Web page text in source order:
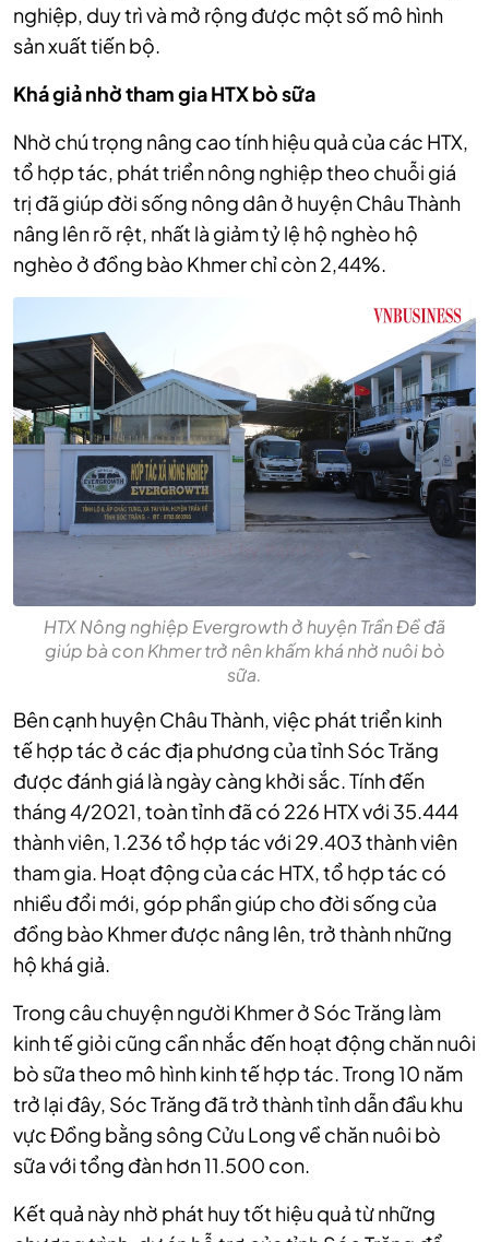
nghiệp, duy trì và mở rộng được một số mô hình
sản xuất tiến bộ.
Khá giả nhờ tham gia HTX bò sữa
Nhờ chú trọng nâng cao tính hiệu quả của các HTX,
tổ hợp tác, phát triển nông nghiệp theo chuỗi giá
trị đã giúp đời sống nông dân ở huyện Châu Thành
nâng lên rõ rệt, nhất là giảm tỷ lệ hộ nghèo hộ
nghèo ở đồng bào Khmer chỉ còn 2,44%.
HTX Nông nghiệp Evergrowth ở huyện Trần Đề đã
giúp bà con Khmer trở nên khấm khá nhờ nuôi bò
sữa.
Bên cạnh huyện Châu Thành, việc phát triển kinh
tếhợp tác ở các địa phương của tỉnh Sóc Trăng
được đánh giá là ngày càng khởi sắc. Tính đến
tháng 4/2021, toàn tỉnh đã có 226 HTX với 35.444
thành viên, 1.236 tổ hợp tác với 29.403 thành viên
tham gia. Hoạt động của các HTX, tổ hợp tác có
nhiều đổi mới, góp phần giúp cho đời sống của
đồng bào Khmer được nâng lên, trở thành những
hộ khá giả.
Trong câu chuyện người Khmer ở Sóc Trăng làm
kinh tế giỏi cũng cần nhắc đến hoạt động chăn nuôi
bò sữa theo mô hình kinh tế hợp tác. Trong 10 năm
trở lại đây, Sóc Trăng đã trở thành tỉnh dẫn đầu khu
vực Đồng bằng sông Cửu Long về chăn nuôi bò
sữa với tổng đàn hơn 11.500 con.
Kết quả này nhờ phát huy tốt hiệu quả từ những